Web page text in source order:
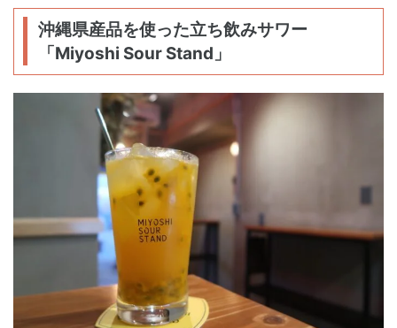
沖縄県産品を使った立ち飲みサワー
「Miyoshi Sour Stand」